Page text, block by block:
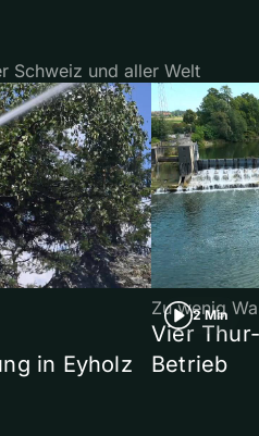
Schweiz und aller Welt
in Eyholz
2 Min
Zu wenig
Vier
Betrieb